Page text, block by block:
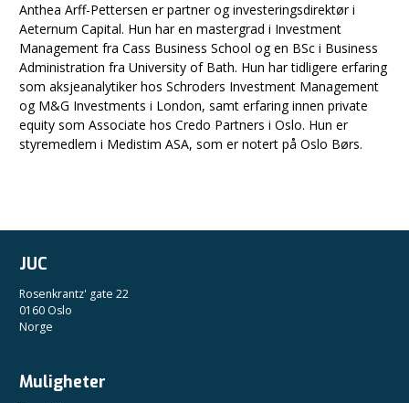
Anthea Arff-Pettersen er partner og investeringsdirektør i
Aeternum Capital. Hun har en mastergrad i Investment
Management fra Cass Business School og en BSc i Business
Administration fra University of Bath. Hun har tidligere erfaring
som aksjeanalytiker hos Schroders Investment Management
og M&G Investments i London, samt erfaring innen private
equity som Associate hos Credo Partners i Oslo. Hun er
styremedlem i Medistim ASA, som er notert på Oslo Børs.
JUC
Rosenkrantz' gate 22
0160 Oslo
Norge
Muligheter